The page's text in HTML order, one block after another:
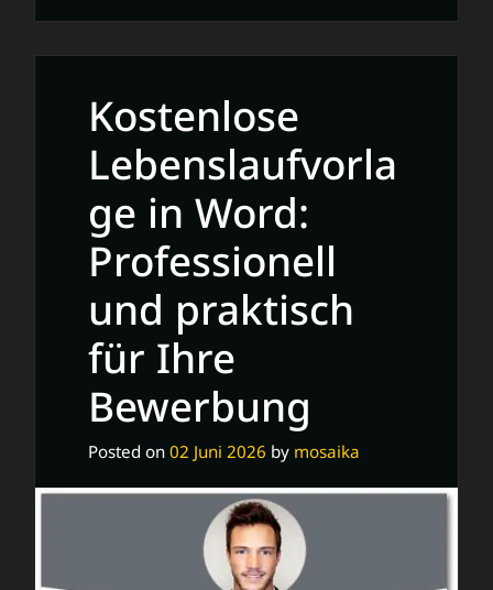
Lebenslaufvorlage
in
Professionell
Effizient
Kostenlose
Lebenslaufvorla
ge in Word:
Professionell
und praktisch
für Ihre
Bewerbung
Posted on 02 Juni 2026 by mosaika